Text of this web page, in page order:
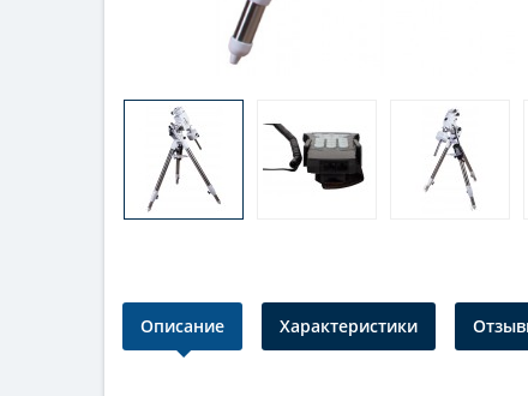
Описание Характеристики